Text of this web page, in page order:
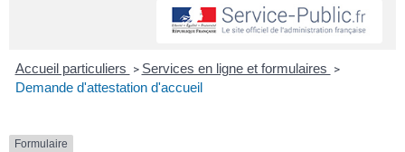
Accueil particuliers > Services en ligne et formulaires >
Demande d'attestation d'accueil
Formulaire